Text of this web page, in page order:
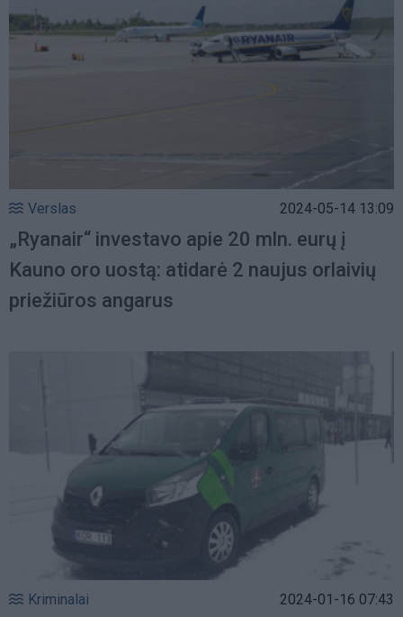
Verslas 2024-05-14 13:09
„Ryanair“ investavo apie 20 mln. eurų į
Kauno oro uostą: atidarė 2 naujus orlaivių
priežiūros angarus
Kriminalai 2024-01-16 07:43